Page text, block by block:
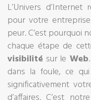
L’Univers
pour votre
peur. C’est pourquoi
chaque étape de
visibilité sur le Web
dans la foule, ce
significativement